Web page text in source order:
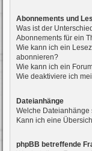
Abonnements und
Was ist der
Abonnements für ein
Wie kann ich ein
abonnieren?
Wie kann ich ein
Wie deaktiviere ich
Dateianhänge
Welche Dateianhänge
Kann ich eine
phpBB betreffende